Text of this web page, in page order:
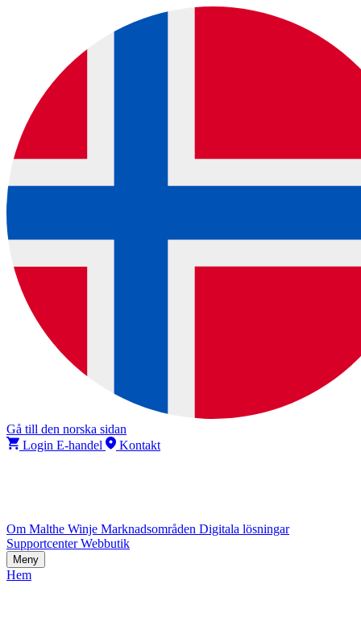
Gå till den norska sidan
Login E-handel
Kontakt
Om Malthe Winje Marknadsområden Digitala lösningar
SupportcenterWebbutik
Meny
Hem